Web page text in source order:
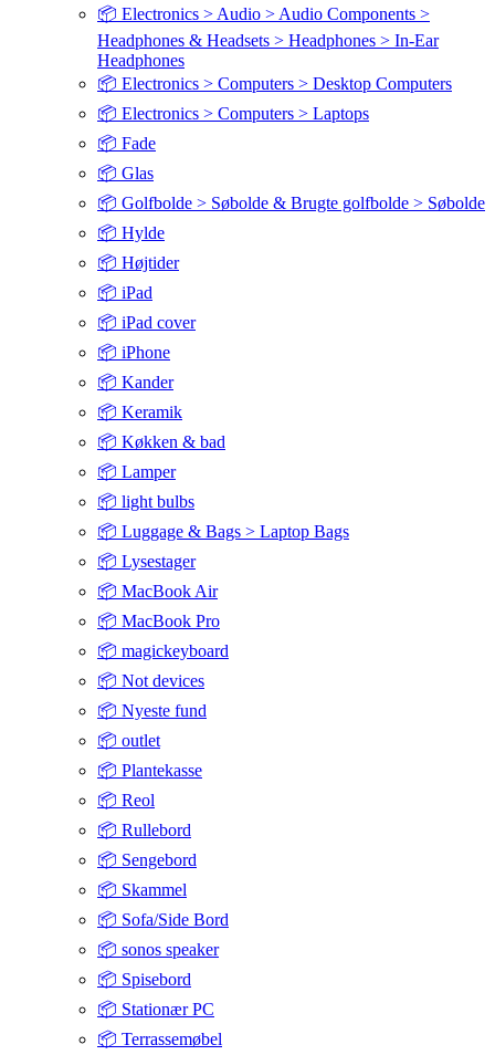
📦 Electronics > Audio > Audio Components >
Headphones & Headsets > Headphones > In-Ear
Headphones
📦 Electronics > Computers > Desktop Computers
📦 Electronics > Computers > Laptops
📦 Fade
📦 Glas
📦 Golfbolde > Søbolde & Brugte golfbolde > Søbolde
📦 Hylde
📦 Højtider
📦 iPad
📦 iPad cover
📦 iPhone
📦 Kander
📦 Keramik
📦 Køkken & bad
📦 Lamper
📦 light bulbs
📦 Luggage & Bags > Laptop Bags
📦 Lysestager
📦 MacBook Air
📦 MacBook Pro
📦 magickeyboard
📦 Not devices
📦 Nyeste fund
📦 outlet
📦 Plantekasse
📦 Reol
📦 Rullebord
📦 Sengebord
📦 Skammel
📦 Sofa/Side Bord
📦 sonos speaker
📦 Spisebord
📦 Stationær PC
📦 Terrassemøbel